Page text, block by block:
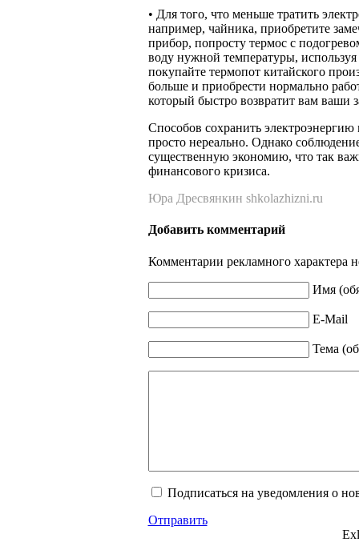
• Для того, что меньше тратить
например, чайника, приобретите
прибор, попросту термос с
воду нужной температуры,
покупайте термопот китайского
больше и приобрести нормально
который быстро возвратит вам ваши
Способов сохранить электроэнергию
просто нереально. Однако
существенную экономию, что так
финансового кризиса.
Юра Дресвянкин shkolazhizni.ru
Добавить комментарий
Комментарии рекламного характера
Имя
E-Mail
Тема
Подписаться на уведомления о
Отправить